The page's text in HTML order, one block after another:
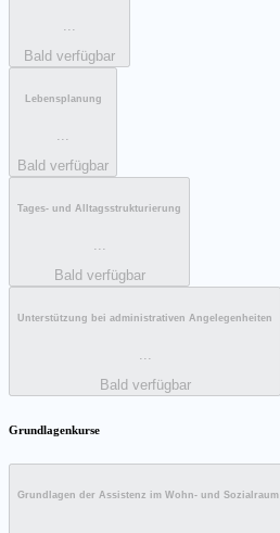
Bald verfügbar
Lebensplanung
Bald verfügbar
Tages- und Alltagsstrukturierung
Bald verfügbar
Unterstützung bei administrativen Angelegenheiten
Bald verfügbar
Grundlagenkurse
Grundlagen der Assistenz im Wohn- und Sozialraum